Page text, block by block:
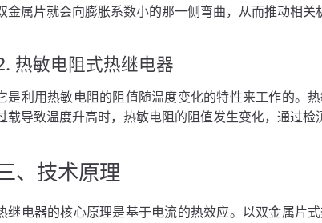
金属片就会向膨胀系数小的那一侧弯曲，从而推动相关
热敏电阻式热继电器
是利用热敏电阻的阻值随温度变化的特性来工作的。
载导致温度升高时，热敏电阻的阻值发生变化，通过检
、技术原理
继电器的核心原理是基于电流的热效应。以双金属片